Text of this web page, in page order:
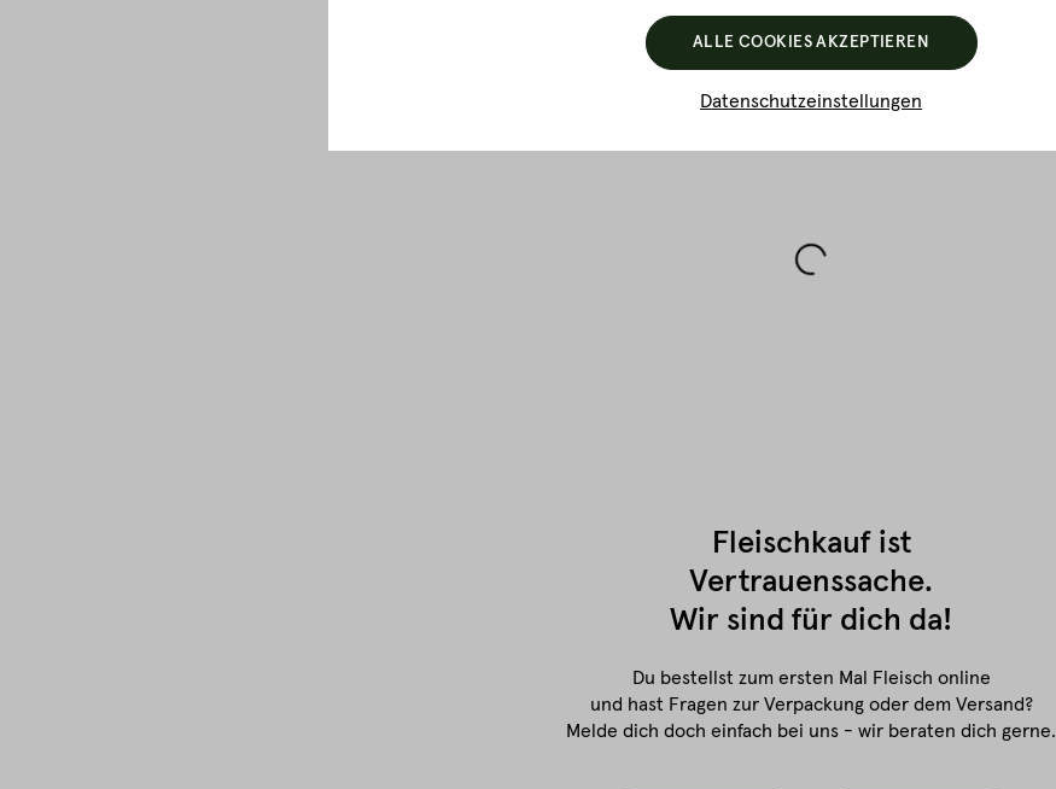
Fleischkauf ist
Vertrauenssache.
Wir sind für dich da!
Du bestellst zum ersten Mal Fleisch online
und hast Fragen zur Verpackung oder dem Versand?
Melde dich doch einfach bei uns - wir beraten dich gerne.
Datenschutzeinstellungen
ALLE COOKIES AKZEPTIEREN